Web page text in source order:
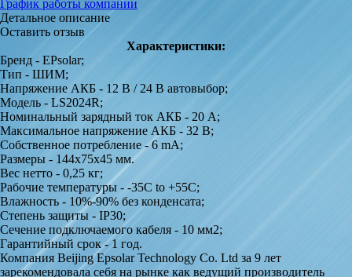
График работы компании
Детальное описание
Оставить отзыв
Характеристики:
Бренд - EPsolar;
Тип - ШИМ;
Напряжение АКБ - 12 В / 24 В автовыбор;
Модель - LS2024R;
Номинальный зарядный ток АКБ - 20 A;
Максимальное напряжение АКБ - 32 В;
Собственное потребление - 6 mA;
Размеры - 144x75x45 мм.
Вес нетто - 0,25 кг;
Рабочие температуры - -35С to +55С;
Влажность - 10%-90% без конденсата;
Степень защиты - IP30;
Сечение подключаемого кабеля - 10 мм2;
Гарантийный срок - 1 год.
Компания Beijing Epsolar Technology Co. Ltd за 9 лет
зарекомендовала себя на рынке как ведущий производитель